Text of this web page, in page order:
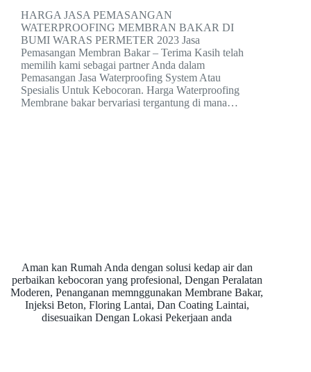
HARGA JASA PEMASANGAN
WATERPROOFING MEMBRAN BAKAR DI
BUMI WARAS PERMETER 2023 Jasa
Pemasangan Membran Bakar – Terima Kasih telah
memilih kami sebagai partner Anda dalam
Pemasangan Jasa Waterproofing System Atau
Spesialis Untuk Kebocoran. Harga Waterproofing
Membrane bakar bervariasi tergantung di mana…
Aman kan Rumah Anda dengan solusi kedap air dan
perbaikan kebocoran yang profesional, Dengan Peralatan
Moderen, Penanganan memnggunakan Membrane Bakar,
Injeksi Beton, Floring Lantai, Dan Coating Laintai,
disesuaikan Dengan Lokasi Pekerjaan anda